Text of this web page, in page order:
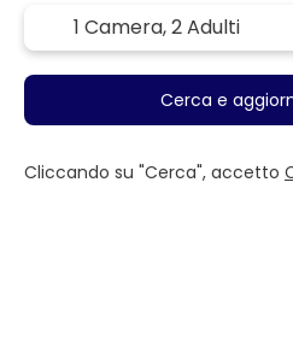
1 Camera,2 Adulti
Cerca e
Cliccando su "Cerca", accetto